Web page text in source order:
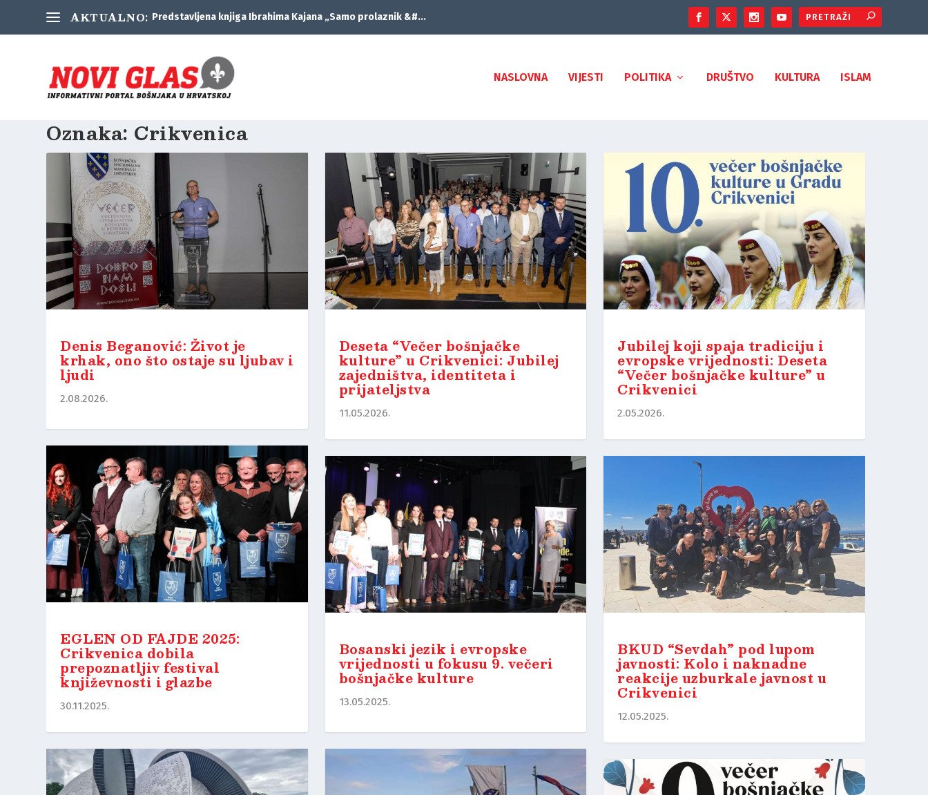
AKTUALNO: Predstavljena knjiga Ibrahima Kajana „Samo prolaznik &#...
NASLOVNA VIJESTI POLITIKA DRUŠTVO KULTURA ISLAM
Oznaka: Crikvenica
Denis Beganović: Život je
krhak, ono što ostaje su ljubav i
ljudi
2.08.2026.
EGLEN OD FAJDE 2025:
Crikvenica dobila
prepoznatljiv festival
književnosti i glazbe
30.11.2025.
Deseta “Večer bošnjačke
kulture” u Crikvenici: Jubilej
zajedništva, identiteta i
prijateljstva
11.05.2026.
Bosanski jezik i evropske
vrijednosti u fokusu 9. večeri
bošnjačke kulture
13.05.2025.
Jubilej koji spaja tradiciju i
evropske vrijednosti: Deseta
“Večer bošnjačke kulture” u
Crikvenici
2.05.2026.
BKUD “Sevdah” pod lupom
javnosti: Kolo i naknadne
reakcije uzburkale javnost u
Crikvenici
12.05.2025.